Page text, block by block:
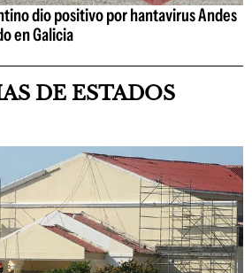
dio positivo por hantavirus Andes
en Galicia
DE ESTADOS